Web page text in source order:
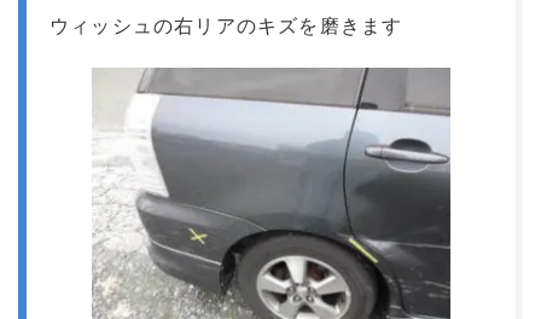
ウィッシュの右リアのキズを磨きます